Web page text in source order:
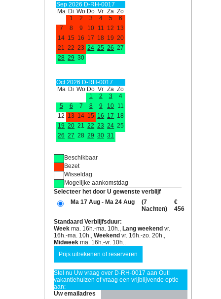
Sep 2026 D-RH-0017
Ma Di Wo Do Vr Za Zo
1
2 3 4 5
6
7
8 9 10 11 12 13
14 15 16 17 18 19 20
21 22 23 24 25 26 27
28 29 30
Oct 2026 D-RH-0017
Ma Di Wo Do Vr Za Zo
1
2 3
4
5
6 7 8 9 10 11
12 13 14 15 16 17 18
19 20 21 22 23 24 25
26 27 28 29 30 31
Beschikbaar
Bezet
Wisseldag
Mogelijke aankomstdag
Selecteer het door U gewenste verblijf
Ma 17 Aug - Ma 24 Aug
(7
Nachten)
€
456
Standaard Verblijfsduur:
Week ma. 16h.-ma. 10h., Lang weekend vr.
16h.-ma. 10h.,Weekend vr. 16h.-zo. 20h.,
Midweek ma. 16h.-vr. 10h..
Stel nu Uw vraag over D-RH-0017 aan Out!
vakantiehuizen of vraag een vrijblijvende optie
aan:
Uw emailadres